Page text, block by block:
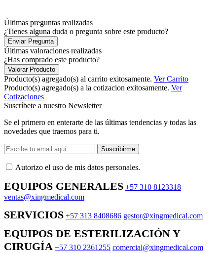
Últimas preguntas realizadas
¿Tienes alguna duda o pregunta sobre este producto?
Enviar Pregunta
Últimas valoraciones realizadas
¿Has comprado este producto?
Valorar Producto
Producto(s) agregado(s) al carrito exitosamente. Ver Carrito
Producto(s) agregado(s) a la cotizacion exitosamente. Ver
Cotizaciones
Suscríbete a nuestro Newsletter
Se el primero en enterarte de las últimas tendencias y todas las
novedades que traemos para ti.
Suscribirme
Autorizo ​​el uso de mis datos personales.
EQUIPOS GENERALES +57 310 8123318
ventas@xingmedical.com
SERVICIOS +57 313 8408686 gestor@xingmedical.com
EQUIPOS DE ESTERILIZACIÓN Y
CIRUGÍA +57 310 2361255 comercial@xingmedical.com